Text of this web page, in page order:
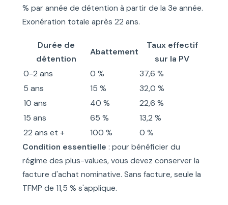
% par année de détention à partir de la 3e année.
Exonération totale après 22 ans.
Durée de
détention
Abattement
Taux effectif
sur la PV
0-2 ans
0 %
37,6 %
5 ans
15 %
32,0 %
10 ans
40 %
22,6 %
15 ans
65 %
13,2 %
22 ans et +
100 % 0 %
Condition essentielle : pour bénéficier du
régime des plus-values, vous devez conserver la
facture d'achat nominative. Sans facture, seule la
TFMP de 11,5 % s'applique.